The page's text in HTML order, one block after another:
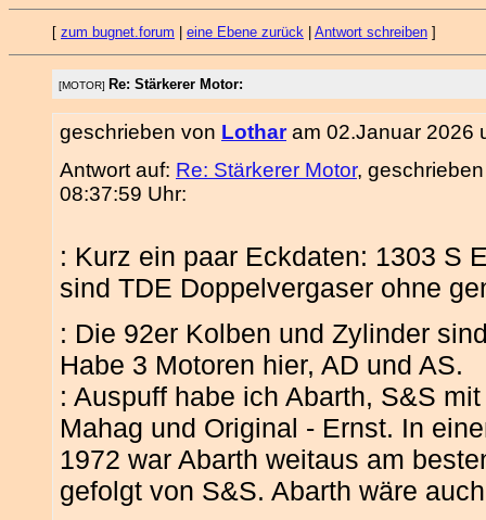
[ zum bugnet.forum eine Ebene zurück Antwort schreiben ]
[MOTOR] Re: Stärkerer Motor:
geschrieben von Lotharam 02.Januar 2026
Antwort auf: Re: Stärkerer Motor,
08:37:59 Uhr:
: Kurz ein paar Eckdaten: 1303 S
sind TDE Doppelvergaser ohne
: Die 92er Kolben und Zylinder
Habe 3 Motoren hier, AD und AS.
: Auspuff habe ich Abarth, S&S
Mahag und Original - Ernst. In
1972 war Abarth weitaus am
gefolgt von S&S. Abarth wäre